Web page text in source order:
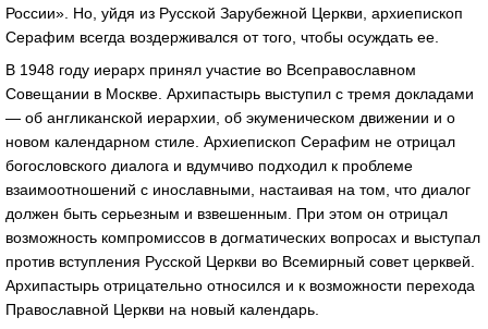
России». Но, уйдя из Русской Зарубежной Церкви, архиепископ
Серафим всегда воздерживался от того, чтобы осуждать ее.
В 1948 году иерарх принял участие во Всеправославном
Совещании в Москве. Архипастырь выступил с тремя докладами
— об англиканской иерархии, об экуменическом движении и о
новом календарном стиле. Архиепископ Серафим не отрицал
богословского диалога и вдумчиво подходил к проблеме
взаимоотношений с инославными, настаивая на том, что диалог
должен быть серьезным и взвешенным. При этом он отрицал
возможность компромиссов в догматических вопросах и выступал
против вступления Русской Церкви во Всемирный совет церквей.
Архипастырь отрицательно относился и к возможности перехода
Православной Церкви на новый календарь.